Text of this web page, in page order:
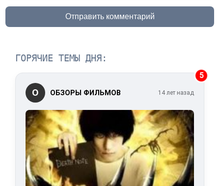
Отправить комментарий
ГОРЯЧИЕ ТЕМЫ ДНЯ:
5
О ОБЗОРЫ ФИЛЬМОВ 14 лет назад